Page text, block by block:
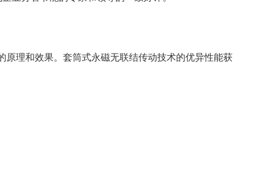
理和效果。套筒式永磁无联结传动技术的优异性能获